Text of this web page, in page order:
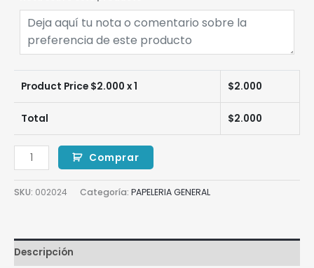
Product Price $2.000 x 1 $2.000
Total $2.000
Comprar
SKU: 002024 Categoría: PAPELERIA GENERAL
Descripción